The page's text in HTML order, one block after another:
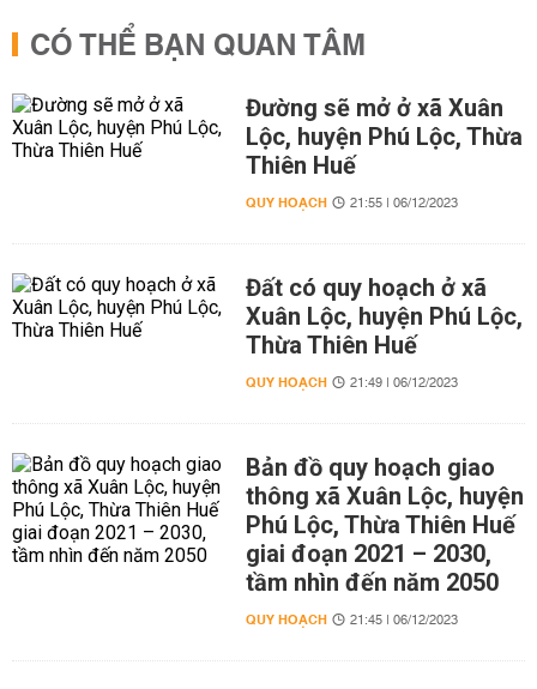
CÓ THỂ BẠN QUAN TÂM
Đường sẽ mở ở xã Xuân
Lộc, huyện Phú Lộc, Thừa
Thiên Huế
QUY HOẠCH 21:55 | 06/12/2023
Đất có quy hoạch ở xã
Xuân Lộc, huyện Phú Lộc,
Thừa Thiên Huế
QUY HOẠCH 21:49 | 06/12/2023
Bản đồ quy hoạch giao
thông xã Xuân Lộc, huyện
Phú Lộc, Thừa Thiên Huế
giai đoạn 2021 – 2030,
tầm nhìn đến năm 2050
QUY HOẠCH 21:45 | 06/12/2023